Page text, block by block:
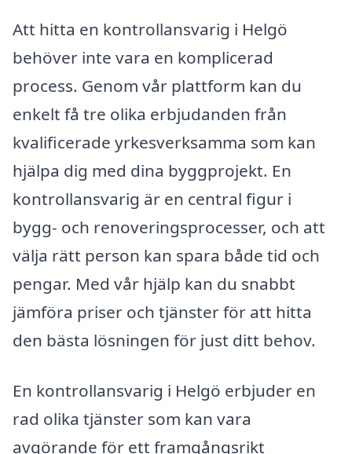
Att hitta en kontrollansvarig i Helgö
behöver inte vara en komplicerad
process. Genom vår plattform kan du
enkelt få tre olika erbjudanden från
kvalificerade yrkesverksamma som kan
hjälpa dig med dina byggprojekt. En
kontrollansvarig är en central figur i
bygg- och renoveringsprocesser, och att
välja rätt person kan spara både tid och
pengar. Med vår hjälp kan du snabbt
jämföra priser och tjänster för att hitta
den bästa lösningen för just ditt behov.
En kontrollansvarig i Helgö erbjuder en
rad olika tjänster som kan vara
avgörande för ett framgångsrikt